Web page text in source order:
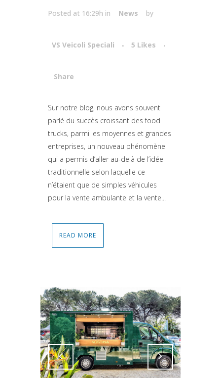
Posted at 16:29h in News by
VS Veicoli Speciali 5 Likes
Share
Attiva comando
Sur notre blog, nous avons souvent
parlé du succès croissant des food
trucks, parmi les moyennes et grandes
entreprises, un nouveau phénomène
qui a permis d’aller au-delà de l’idée
traditionnelle selon laquelle ce
n’étaient que de simples véhicules
pour la vente ambulante et la vente...
READ MORE
Attiva comando Attiva comando